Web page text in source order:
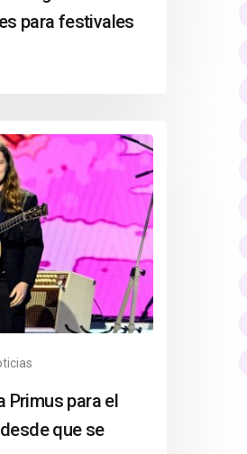
para festivales
Primus para el
que se